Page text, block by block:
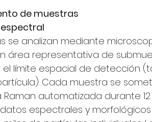
de muestras
se analizan mediante
área representativa de
el límite espacial de detección
Cada muestra se
automatizada durante
espectrales y